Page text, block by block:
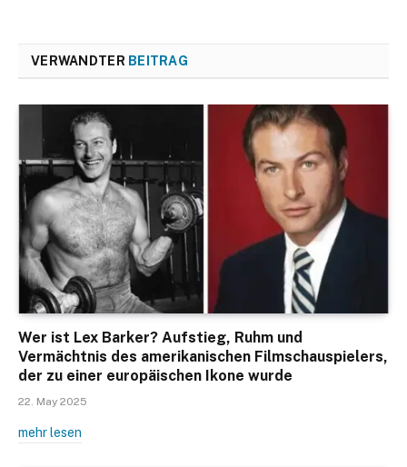
VERWANDTER BEITRAG
Wer ist Lex Barker? Aufstieg, Ruhm und
Vermächtnis des amerikanischen Filmschauspielers,
der zu einer europäischen Ikone wurde
22. May 2025
mehr lesen